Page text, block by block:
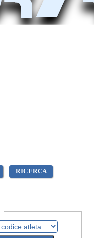
RICERCA